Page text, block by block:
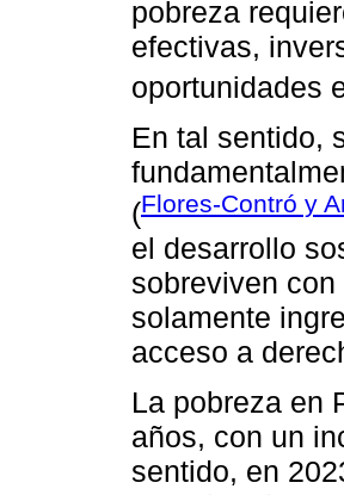
pobreza
efectivas,
oportunidades
En tal sentido,
(Flores-Contró y
el desarrollo
sobreviven
solamente
acceso a
La pobreza en
años, con un
sentido, en